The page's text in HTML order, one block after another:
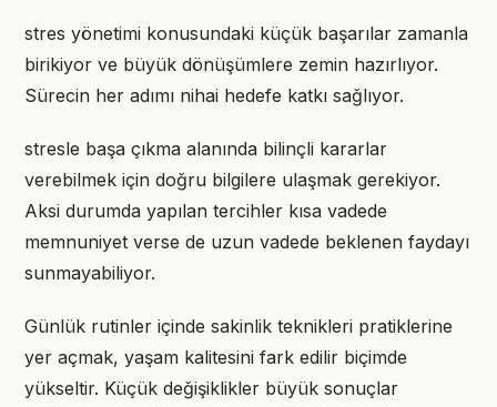
stres yönetimi konusundaki küçük başarılar zamanla
birikiyor ve büyük dönüşümlere zemin hazırlıyor.
Sürecin her adımı nihai hedefe katkı sağlıyor.
stresle başa çıkma alanında bilinçli kararlar
verebilmek için doğru bilgilere ulaşmak gerekiyor.
Aksi durumda yapılan tercihler kısa vadede
memnuniyet verse de uzun vadede beklenen faydayı
sunmayabiliyor.
Günlük rutinler içinde sakinlik teknikleri pratiklerine
yer açmak, yaşam kalitesini fark edilir biçimde
yükseltir. Küçük değişiklikler büyük sonuçlar